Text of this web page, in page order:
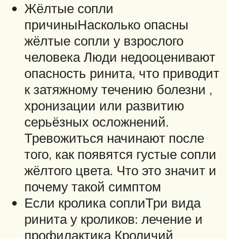
Жёлтые сопли
причиныНасколько опасны
жёлтые сопли у взрослого
человека Люди недооценивают
опасность ринита, что приводит
к затяжному течению болезни ,
хронизации или развитию
серьёзных осложнений.
Тревожиться начинают после
того, как появятся густые сопли
жёлтого цвета. Что это значит и
почему такой симптом
Если кролика соплиТри вида
ринита у кроликов: лечение и
профилактика Кроличий